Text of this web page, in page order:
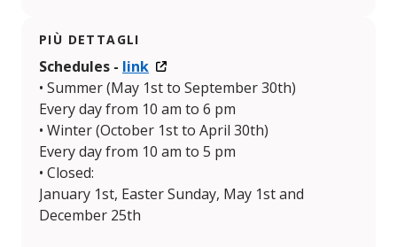
PIÙ DETTAGLI
Schedules - link
• Summer (May 1st to September 30th)
Every day from 10 am to 6 pm
• Winter (October 1st to April 30th)
Every day from 10 am to 5 pm
• Closed:
January 1st, Easter Sunday, May 1st and
December 25th